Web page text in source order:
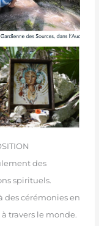
des
spirituels.
des cérémonies en
travers le monde.